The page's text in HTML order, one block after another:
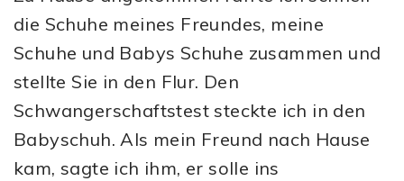
die Schuhe meines Freundes, meine
Schuhe und Babys Schuhe zusammen und
stellte Sie in den Flur. Den
Schwangerschaftstest steckte ich in den
Babyschuh. Als mein Freund nach Hause
kam, sagte ich ihm, er solle ins